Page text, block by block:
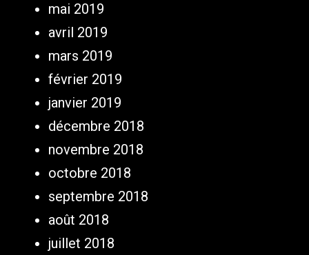
mai 2019
avril 2019
mars 2019
février 2019
janvier 2019
décembre 2018
novembre 2018
octobre 2018
septembre 2018
août 2018
juillet 2018